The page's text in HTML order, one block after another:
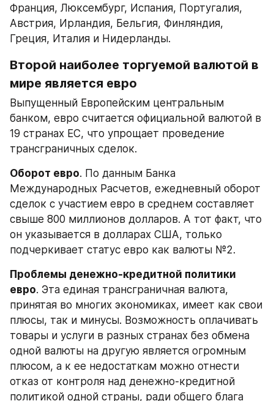
Франция, Люксембург, Испания, Португалия,
Австрия, Ирландия, Бельгия, Финляндия,
Греция, Италия и Нидерланды.
Второй наиболее торгуемой валютой в
мире является евро
Выпущенный Европейским центральным
банком, евро считается официальной валютой в
19 странах ЕС, что упрощает проведение
трансграничных сделок.
Оборот евро. По данным Банка
Международных Расчетов, ежедневный оборот
сделок с участием евро в среднем составляет
свыше 800 миллионов долларов. А тот факт, что
он указывается в долларах США, только
подчеркивает статус евро как валюты №2.
Проблемы денежно-кредитной политики
евро. Эта единая трансграничная валюта,
принятая во многих экономиках, имеет как свои
плюсы, так и минусы. Возможность оплачивать
товары и услуги в разных странах без обмена
одной валюты на другую является огромным
плюсом, а к ее недостаткам можно отнести
отказ от контроля над денежно-кредитной
политикой одной страны, ради общего блага